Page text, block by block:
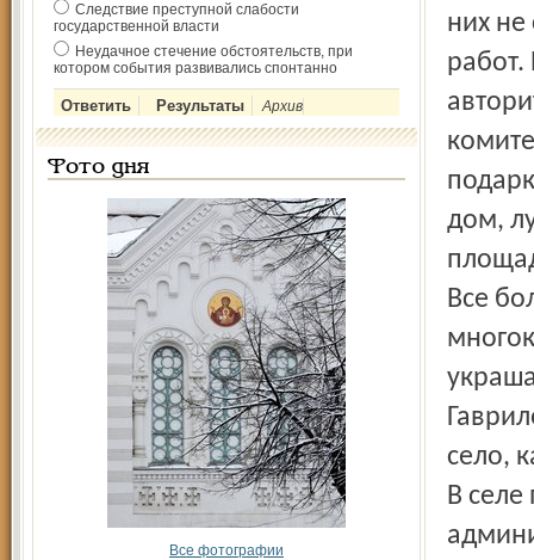
Следствие преступной слабости
государственной власти
Неудачное стечение обстоятельств, при
котором события развивались спонтанно
Архив
Фото дня
Все фотографии
них
дом,
Все
село,
В селе